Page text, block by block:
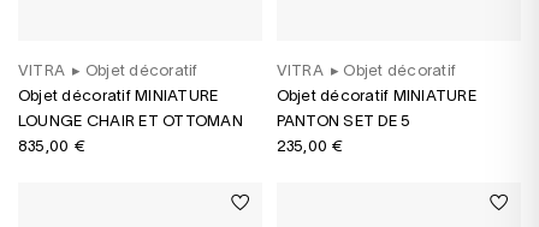
VITRA ▸ Objet décoratif
Objet décoratif MINIATURE
LOUNGE CHAIR ET OTTOMAN
835,00 €
VITRA ▸ Objet décoratif
Objet décoratif MINIATURE
PANTON SET DE 5
235,00 €